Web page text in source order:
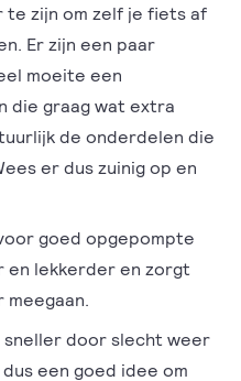
zijn om zelf je fiets af
Er zijn een paar
moeite een
die graag wat extra
de onderdelen die
er dus zuinig op en
goed opgepompte
en lekkerder en zorgt
door slecht weer
een goed idee om